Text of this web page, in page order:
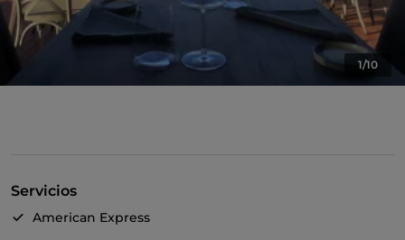
1/10
Servicios
American Express